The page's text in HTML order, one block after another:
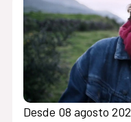
Desde 08 agosto